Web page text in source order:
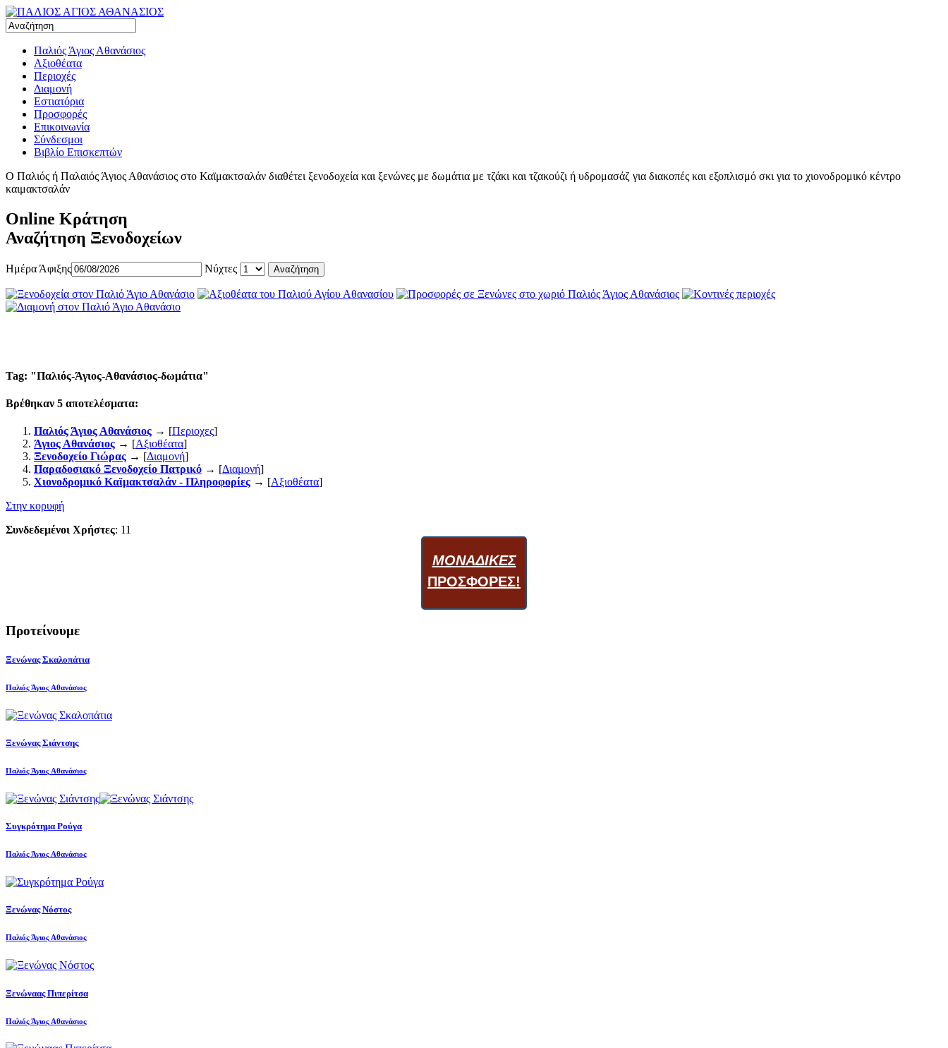
Παλιός Άγιος Αθανάσιος
Αξιοθέατα
Περιοχές
Διαμονή
Εστιατόρια
Προσφορές
Επικοινωνία
Σύνδεσμοι
Βιβλίο Επισκεπτών
Ο Παλιός ή Παλαιός Άγιος Αθανάσιος στο Καϊμακτσαλάν διαθέτει ξενοδοχεία και ξενώνες με δωμάτια με τζάκι και τζακούζι ή υδρομασάζ για διακοπές και εξοπλισμό σκι για το χιονοδρομικό κέντρο
καιμακτσαλάν
Online Κράτηση
Αναζήτηση Ξενοδοχείων
Ημέρα Άφιξης Νύχτες
Tag: "Παλιός-Άγιος-Αθανάσιος-δωμάτια"
Βρέθηκαν 5 αποτελέσματα:
Παλιός Άγιος Αθανάσιος → [Περιοχες]
Άγιος Αθανάσιος → [Αξιοθέατα]
Ξενοδοχείο Γιώρας → [Διαμονή]
Παραδοσιακό Ξενοδοχείο Πατρικό → [Διαμονή]
Χιονοδρομικό Καϊμακτσαλάν - Πληροφορίες → [Αξιοθέατα]
Στην κορυφή
Συνδεδεμένοι Χρήστες: 11
ΜΟΝΑΔΙΚΕΣ
ΠΡΟΣΦΟΡΕΣ!
Προτείνουμε
Ξενώνας Σκαλοπάτια
Παλιός Άγιος Αθανάσιος
Ξενώνας Σιάντσης
Παλιός Άγιος Αθανάσιος
Συγκρότημα Ρούγα
Παλιός Άγιος Αθανάσιος
Ξενώνας Νόστος
Παλιός Άγιος Αθανάσιος
Ξενώναας Πιπερίτσα
Παλιός Άγιος Αθανάσιος